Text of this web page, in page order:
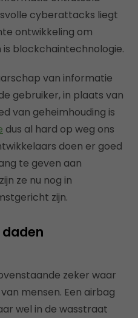
cyberattacks liegt
ontwikkeling om
blockchaintechnologie.
van informatie
gebruiker, in plaats van
van geheimhouding is
dus al hard op weg ons
doen er goed
te geven aan
ze nu nog in
zijn.
zeker waar
mensen. Een airbag
wel in de wasstraat